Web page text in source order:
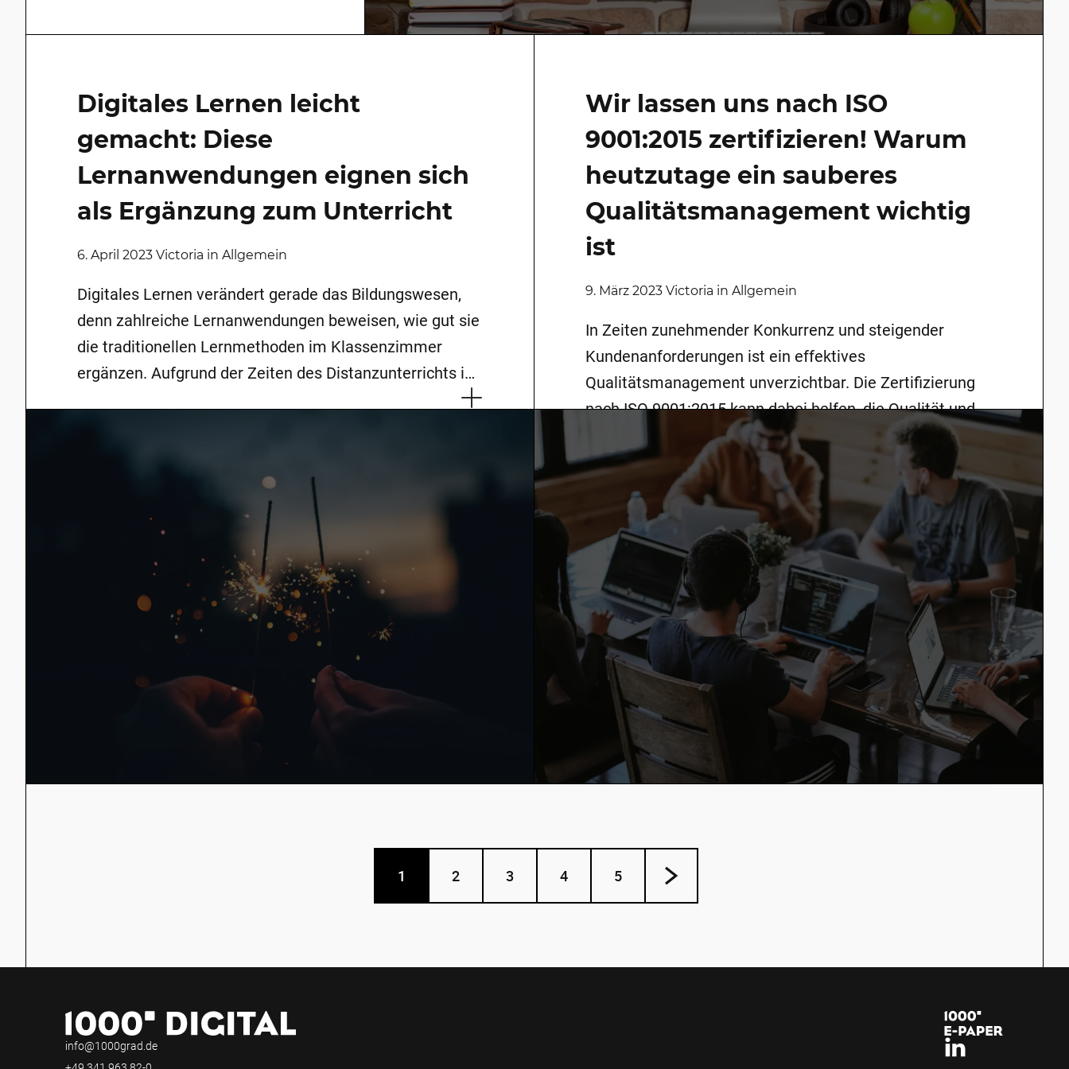
Digitales Lernen leicht
gemacht: Diese
Lernanwendungen eignen sich
als Ergänzung zum Unterricht
6. April 2023 Victoria in Allgemein
Digitales Lernen verändert gerade das Bildungswesen,
denn zahlreiche Lernanwendungen beweisen, wie gut sie
die traditionellen Lernmethoden im Klassenzimmer
ergänzen. Aufgrund der Zeiten des Distanzunterrichts in
Da die Anwendungen immer benutzerfreundlicher,…
Wir lassen uns nach ISO
9001:2015 zertifizieren! Warum
heutzutage ein sauberes
Qualitätsmanagement wichtig
ist
9. März 2023 Victoria in Allgemein
In Zeiten zunehmender Konkurrenz und steigender
Kundenanforderungen ist ein effektives
Qualitätsmanagement unverzichtbar. Die Zertifizierung
nach ISO 9001:2015 kann dabei helfen, die Qualität und
Effizienz eines Unternehmens zu verbessern und das
Vertrauen von Kunden und Lieferanten zu stärken. In
diesem Beitrag erfahren Sie, warum die Zertifizierung
nach ISO 9001:2015 für Unternehmen…
Unser Jahresrückblick 2022 –
1. November 2022 Victoria in Allgemein
IT-Ringvorlesung: Das Projekt
1000°DIGITAL
1 2 3 4 5
info@1000grad.de